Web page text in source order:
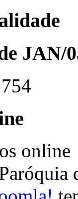
JAN/
online